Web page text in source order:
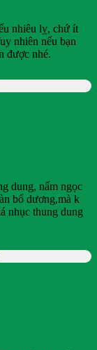
nhiêu lỵ, chứ ít
nhiên nếu bạn
được nhé.
dung, nấm ngọc
bổ dương,mà k
nhục thung dung